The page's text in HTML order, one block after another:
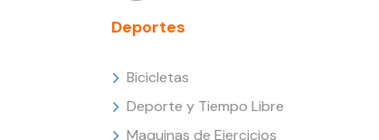
Deportes
Bicicletas
Deporte y Tiempo Libre
Maquinas de Ejercicios